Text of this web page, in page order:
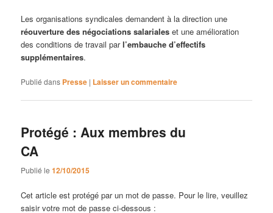
Les organisations syndicales demandent à la direction une
réouverture des négociations salariales et une amélioration
des conditions de travail parl’embauche d’effectifs
supplémentaires.
Publié dans Presse | Laisser un commentaire
Protégé : Aux membres du
CA
Publié le12/10/2015
Cet article est protégé par un mot de passe. Pour le lire, veuillez
saisir votre mot de passe ci-dessous :